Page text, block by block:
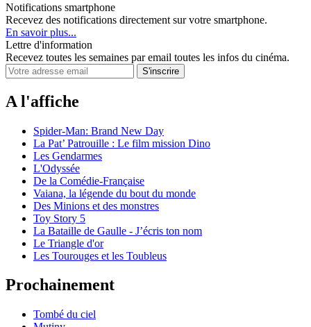
Notifications smartphone
Recevez des notifications directement sur votre smartphone.
En savoir plus...
Lettre d'information
Recevez toutes les semaines par email toutes les infos du cinéma.
A l'affiche
Spider-Man: Brand New Day
La Pat’ Patrouille : Le film mission Dino
Les Gendarmes
L'Odyssée
De la Comédie-Française
Vaiana, la légende du bout du monde
Des Minions et des monstres
Toy Story 5
La Bataille de Gaulle - J’écris ton nom
Le Triangle d'or
Les Tourouges et les Toubleus
Prochainement
Tombé du ciel